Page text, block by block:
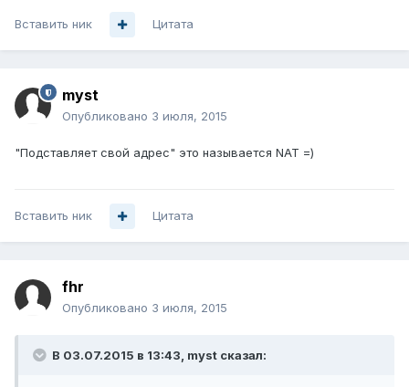
Вставить ник Цитата
myst
Опубликовано 3 июля, 2015
"Подставляет свой адрес" это называется NAT =)
Вставить ник Цитата
fhr
Опубликовано 3 июля, 2015
В 03.07.2015 в 13:43, myst сказал: